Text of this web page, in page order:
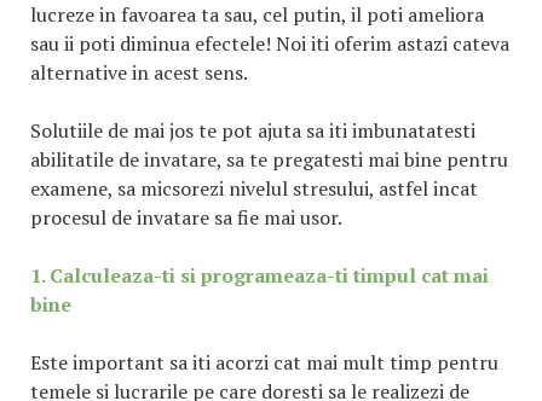
lucreze in favoarea ta sau, cel putin, il poti ameliora
sau ii poti diminua efectele! Noi iti oferim astazi cateva
alternative in acest sens.
Solutiile de mai jos te pot ajuta sa iti imbunatatesti
abilitatile de invatare, sa te pregatesti mai bine pentru
examene, sa micsorezi nivelul stresului, astfel incat
procesul de invatare sa fie mai usor.
1. Calculeaza-ti si programeaza-ti timpul cat mai
bine
Este important sa iti acorzi cat mai mult timp pentru
temele si lucrarile pe care doresti sa le realizezi de